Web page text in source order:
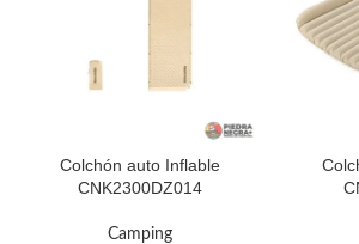
Colchón auto Inflable
CNK2300DZ014
Camping